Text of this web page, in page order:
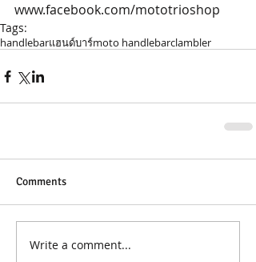
www.facebook.com/mototrioshop
Tags:
handlebarแฮนด์บาร์moto handlebarclambler
Comments
Write a comment...